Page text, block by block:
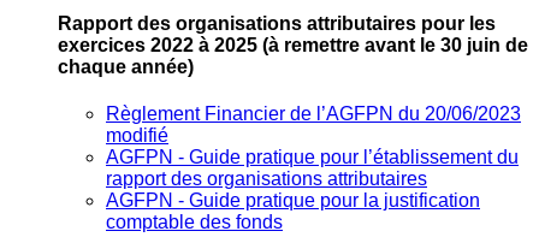
Rapport des organisations attributaires pour les
exercices 2022 à 2025 (à remettre avant le 30 juin de
chaque année)
Règlement Financier de l’AGFPN du 20/06/2023
modifié
AGFPN ‐ Guide pratique pour l’établissement du
rapport des organisations attributaires
AGFPN ‐ Guide pratique pour la justification
comptable des fonds